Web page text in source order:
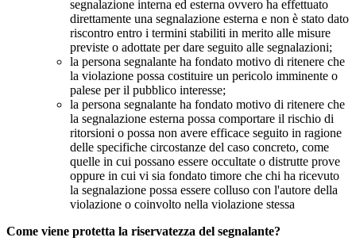
segnalazione interna ed esterna ovvero ha effettuato
direttamente una segnalazione esterna e non è stato dato
riscontro entro i termini stabiliti in merito alle misure
previste o adottate per dare seguito alle segnalazioni;
la persona segnalante ha fondato motivo di ritenere che
la violazione possa costituire un pericolo imminente o
palese per il pubblico interesse;
la persona segnalante ha fondato motivo di ritenere che
la segnalazione esterna possa comportare il rischio di
ritorsioni o possa non avere efficace seguito in ragione
delle specifiche circostanze del caso concreto, come
quelle in cui possano essere occultate o distrutte prove
oppure in cui vi sia fondato timore che chi ha ricevuto
la segnalazione possa essere colluso con l'autore della
violazione o coinvolto nella violazione stessa
Come viene protetta la riservatezza del segnalante?